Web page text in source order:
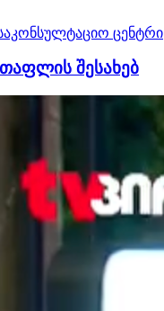
ცენტრი
შესახებ